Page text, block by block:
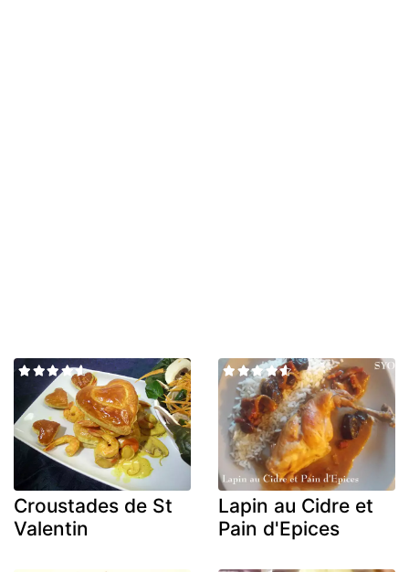
Croustades de St
Valentin
Lapin au Cidre et
Pain d'Epices